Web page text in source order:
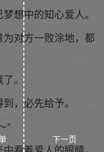
想中的知心爱人。
对方一败涂地，都
了。
，必先给予。
”
下一页